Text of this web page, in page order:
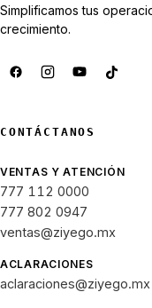
Simplificamos tus
crecimiento.
CONTÁCTANOS
VENTAS Y ATENCIÓN
777 112 0000
777 802 0947
ventas@ziyego.mx
ACLARACIONES
aclaraciones@ziyego.mx